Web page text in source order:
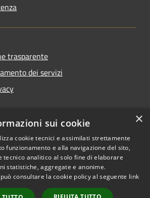
trasparente
dei servizi
accessibilità
Copyright © 2026 • Comune di
×
sui cookie
cookie tecnici e assimilati strettamente
funzionamento e alla navigazione del sito,
tecnico analitico al solo fine di elaborare
statistiche, aggregate e anonime.
consultare la cookie policy al seguente link